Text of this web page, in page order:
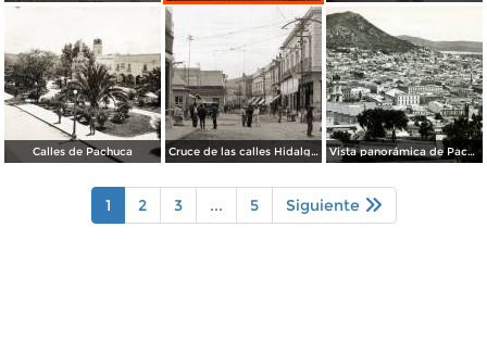
Calles de Pachuca Cruce de las calles Hidalgo y Ocampo Vista panorámica de Pachuca
1 2 3 ... 5 Siguiente